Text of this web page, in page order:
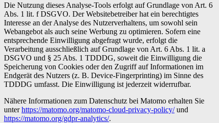
Die Nutzung dieses Analyse-Tools erfolgt auf Grundlage von Art. 6
Abs. 1 lit. f DSGVO. Der Websitebetreiber hat ein berechtigtes
Interesse an der Analyse des Nutzerverhaltens, um sowohl sein
Webangebot als auch seine Werbung zu optimieren. Sofern eine
entsprechende Einwilligung abgefragt wurde, erfolgt die
Verarbeitung ausschließlich auf Grundlage von Art. 6 Abs. 1 lit. a
DSGVO und § 25 Abs. 1 TDDDG, soweit die Einwilligung die
Speicherung von Cookies oder den Zugriff auf Informationen im
Endgerät des Nutzers (z. B. Device-Fingerprinting) im Sinne des
TDDDG umfasst. Die Einwilligung ist jederzeit widerrufbar.
Nähere Informationen zum Datenschutz bei Matomo erhalten Sie
unterhttps://matomo.org/matomo-cloud-privacy-policy/und
https://matomo.org/gdpr-analytics/.